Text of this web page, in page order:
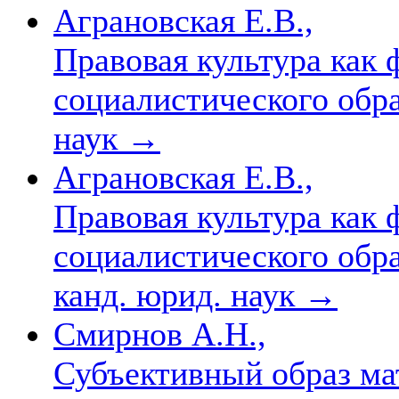
Аграновская Е.В.,
Правовая культура как
социалистического
наук →
Аграновская Е.В.,
Правовая культура как
социалистического
канд. юрид. наук →
Смирнов А.Н.,
Субъективный образ